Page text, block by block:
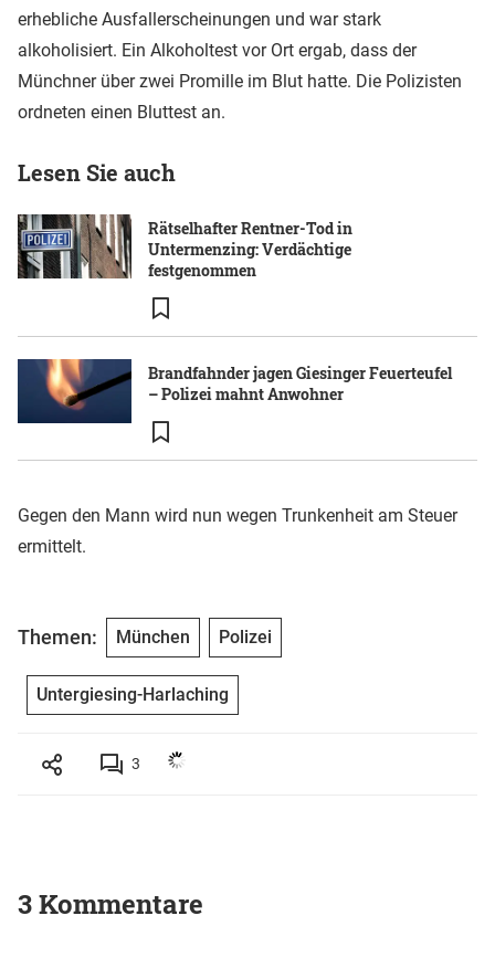
erhebliche Ausfallerscheinungen und war stark
alkoholisiert. Ein Alkoholtest vor Ort ergab, dass der
Münchner über zwei Promille im Blut hatte. Die Polizisten
ordneten einen Bluttest an.
Lesen Sie auch
Rätselhafter Rentner-Tod in
Untermenzing: Verdächtige
festgenommen
Brandfahnder jagen Giesinger Feuerteufel
– Polizei mahnt Anwohner
Gegen den Mann wird nun wegen Trunkenheit am Steuer
ermittelt.
Themen: München Polizei
Untergiesing-Harlaching
3
3 Kommentare